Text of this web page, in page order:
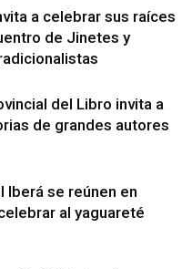
a celebrar sus raíces
de Jinetes y
del Libro invita a
de grandes autores
Iberá se reúnen en
al yaguareté